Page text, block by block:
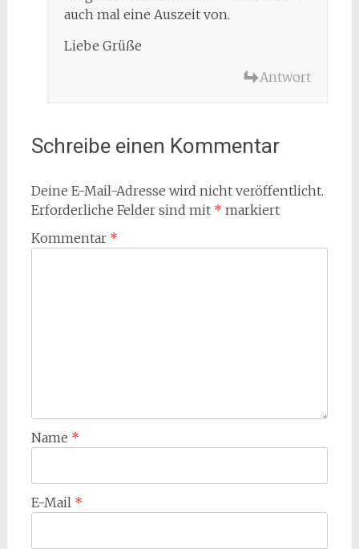
auch mal eine Auszeit von.
Liebe Grüße
Antwort
Schreibe einen Kommentar
Deine E-Mail-Adresse wird nicht veröffentlicht.
Erforderliche Felder sind mit * markiert
Kommentar *
Name *
E-Mail *